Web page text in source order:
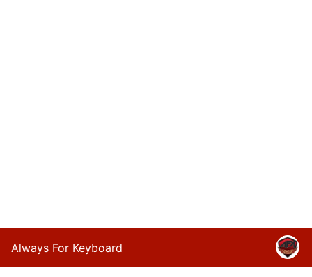
Always For Keyboard